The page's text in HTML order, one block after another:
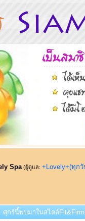
Spa (ผู้ดูแล: +Lovely+(ทุกวั
ศุกร์นี้พบมาในสไตล์